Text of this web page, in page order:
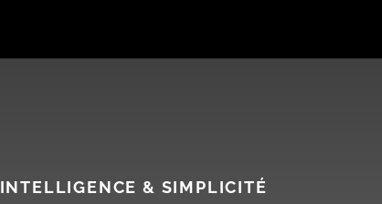
INTELLIGENCE & SIMPLICITÉ